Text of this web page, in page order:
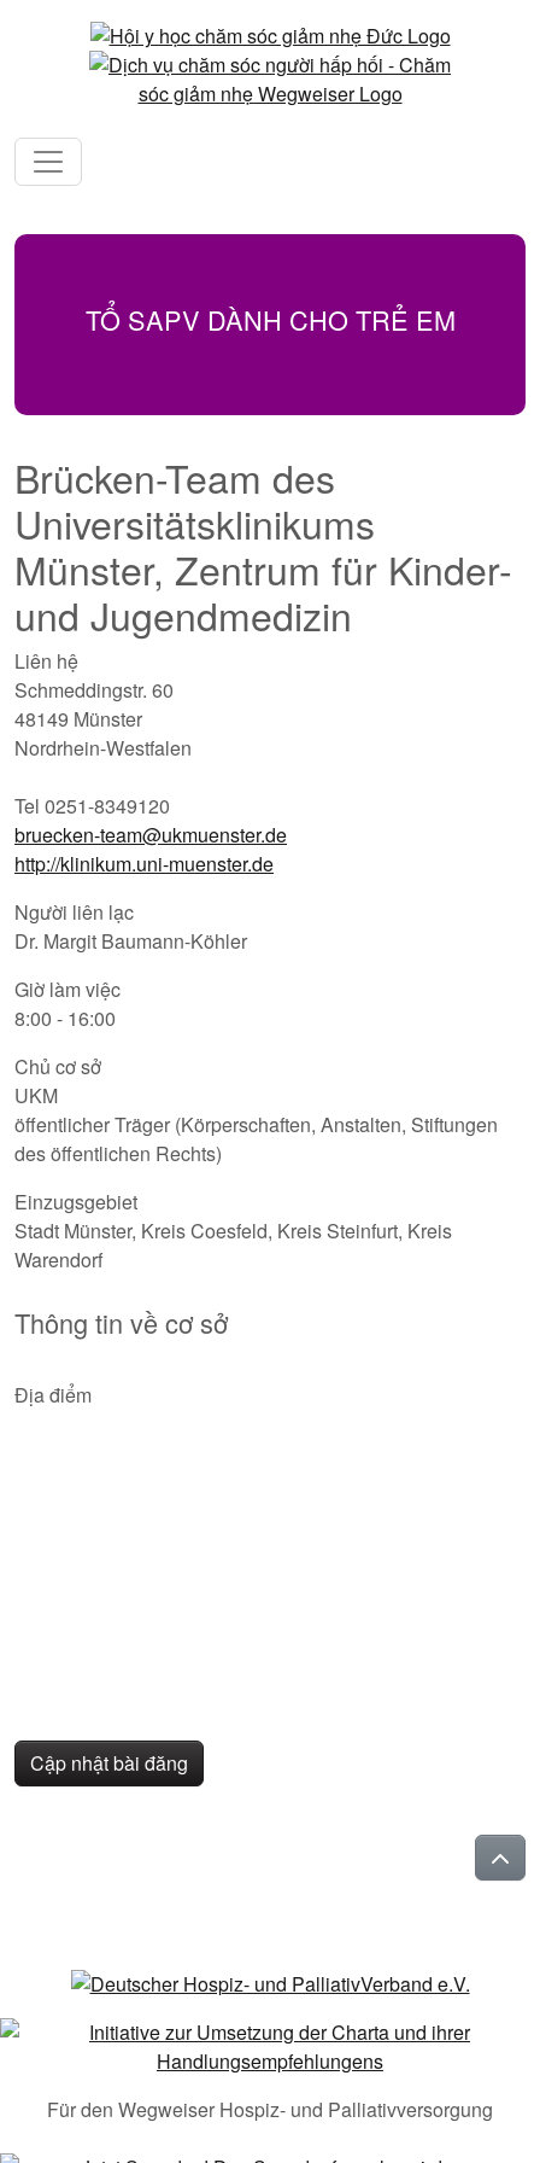
TỔ SAPV DÀNH CHO TRẺ EM
Brücken-Team des
Universitätsklinikums
Münster, Zentrum für Kinder-
und Jugendmedizin
Liên hệ
Schmeddingstr. 60
48149 Münster
Nordrhein-Westfalen
Tel 0251-8349120
bruecken-team@ukmuenster.de
http://klinikum.uni-muenster.de
Người liên lạc
Dr. Margit Baumann-Köhler
Giờ làm việc
8:00 - 16:00
Chủ cơ sở
UKM
öffentlicher Träger (Körperschaften, Anstalten, Stiftungen
des öffentlichen Rechts)
Einzugsgebiet
Stadt Münster, Kreis Coesfeld, Kreis Steinfurt, Kreis
Warendorf
Thông tin về cơ sở
Địa điểm
Cập nhật bài đăng
Für den Wegweiser Hospiz- und Palliativversorgung